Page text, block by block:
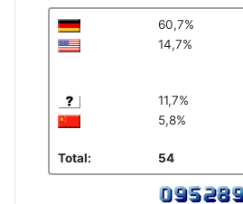
60,7%
14,7%
11,7%
5,8%
Total: 54